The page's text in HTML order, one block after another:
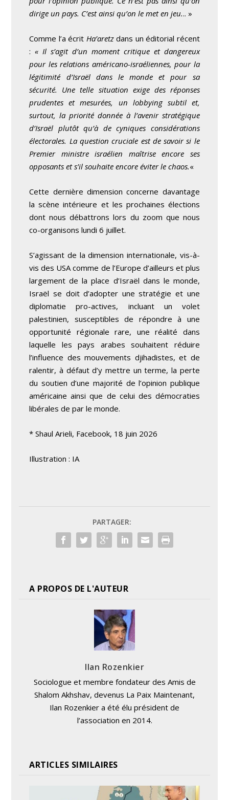
dirige un pays. C’est ainsi qu’on le met en jeu... »
Comme l’a écrit Ha’aretzdans un éditorial récent
:« Il s’agit d’un moment critique et dangereux
pour les relations américano-israéliennes, pour la
légitimité d’Israël dans le monde et pour sa
sécurité. Une telle situation exige des réponses
prudentes et mesurées, un lobbying subtil et,
surtout, la priorité donnée à l’avenir stratégique
d’Israël plutôt qu’à de cyniques considérations
électorales. La question cruciale est de savoir si le
Premier ministre israélien maîtrise encore ses
opposants et s’il souhaite encore éviter le chaos.«
Cette dernière dimension concerne davantage
la scène intérieure et les prochaines élections
dont nous débattrons lors du zoom que nous
co-organisons lundi 6 juillet.
S’agissant de la dimension internationale, vis-à-
vis des USA comme de l’Europe d’ailleurs et plus
largement de la place d’Israël dans le monde,
Israël se doit d’adopter une stratégie et une
diplomatie pro-actives, incluant un volet
palestinien, susceptibles de répondre à une
opportunité régionale rare, une réalité dans
laquelle les pays arabes souhaitent réduire
l’influence des mouvements djihadistes, et de
ralentir, à défaut d’y mettre un terme, la perte
du soutien d’une majorité de l’opinion publique
américaine ainsi que de celui des démocraties
libérales de par le monde.
* Shaul Arieli, Facebook, 18 juin 2026
Illustration : IA
PARTAGER:
A PROPOS DE L'AUTEUR
Ilan Rozenkier
Sociologue et membre fondateur des Amis de
Shalom Akhshav, devenus La Paix Maintenant,
Ilan Rozenkier a été élu président de
l’association en 2014.
ARTICLES SIMILAIRES